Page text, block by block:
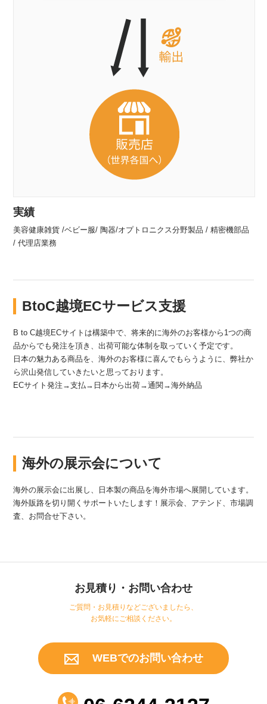
実績
美容健康雑貨 /ベビー服/ 陶器/オプトロニクス分野製品 / 精密機部品
/ 代理店業務
BtoC越境ECサービス支援
B to C越境ECサイトは構築中で、将来的に海外のお客様から1つの商
品からでも発注を頂き、出荷可能な体制を取っていく予定です。
日本の魅力ある商品を、海外のお客様に喜んでもらうように、弊社か
ら沢山発信していきたいと思っております。
ECサイト発注→支払→日本から出荷→通関→海外納品
海外の展示会について
海外の展示会に出展し、日本製の商品を海外市場へ展開しています。
海外販路を切り開くサポートいたします！展示会、アテンド、市場調
査、お問合せ下さい。
お見積り・お問い合わせ
ご質問・お見積りなどございましたら、
お気軽にご相談ください。
WEBでのお問い合わせ